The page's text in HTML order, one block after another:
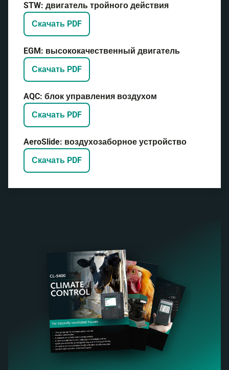
STW: двигатель тройного действия
Скачать PDF
EGM: высококачественный двигатель
Скачать PDF
AQC: блок управления воздухом
Скачать PDF
AeroSlide: воздухозаборное устройство
Скачать PDF